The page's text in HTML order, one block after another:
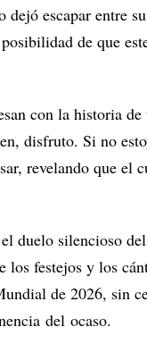
escapar entre
de que
con la historia
disfruto. Si no
revelando que el
duelo silencioso
los festejos y los
de 2026, sin
del ocaso.